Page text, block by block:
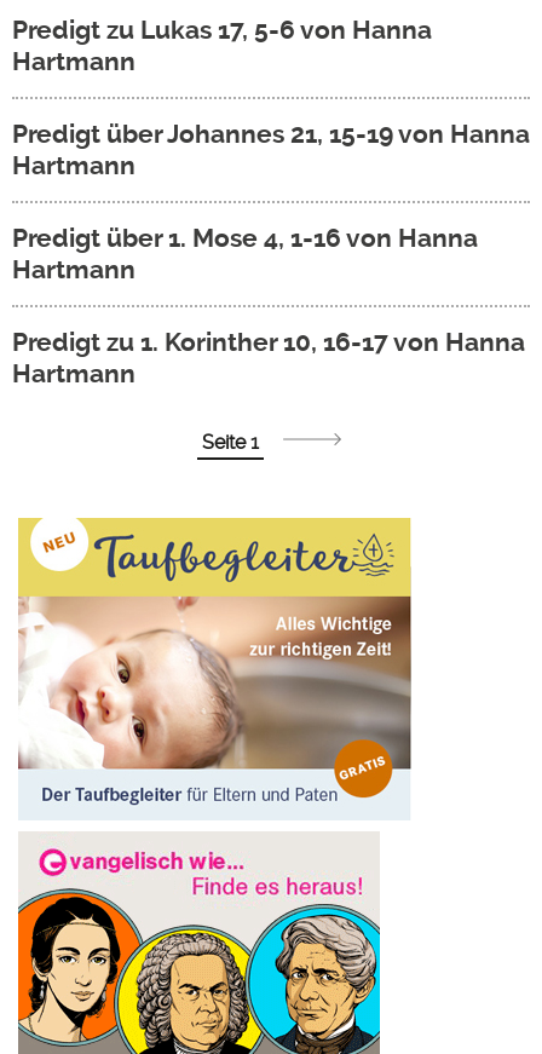
Predigt zu Lukas 17, 5-6 von Hanna
Hartmann
Predigt über Johannes 21, 15-19 von Hanna
Hartmann
Predigt über 1. Mose 4, 1-16 von Hanna
Hartmann
Predigt zu 1. Korinther 10, 16-17 von Hanna
Hartmann
Seite 1